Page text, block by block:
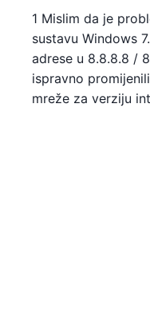
1 Mislim da je
sustavu Windows
adrese u 8.8.8.8 /
ispravno
mreže za verziju